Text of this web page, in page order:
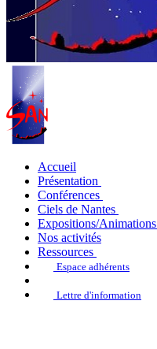
Accueil
Présentation
Conférences
Ciels de Nantes
Expositions/Animations
Nos activités
Ressources
Espace adhérents
Lettre d'information